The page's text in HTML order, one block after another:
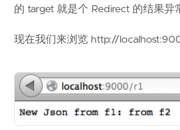
的 target 就是个 Redirect 的结果异
现在我们来浏览 http://